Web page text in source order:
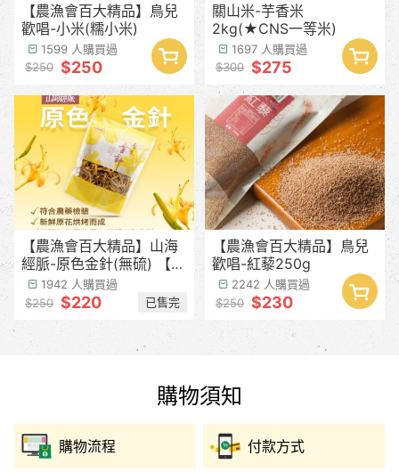
【農漁會百大精品】鳥兒
歡唱-小米(糯小米)
1599 人購買過
$250 $250
關山米-芋香米
2kg(★CNS一等米)
1697 人購買過
$300 $275
【農漁會百大精品】山海
經脈-原色金針(無硫) 【產
季預計8月中下旬】
1942 人購買過
$250 $220 已售完
【農漁會百大精品】鳥兒
歡唱-紅藜250g
2242 人購買過
$250 $230
購物須知
購物流程 付款方式